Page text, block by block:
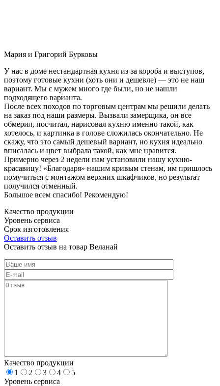
Мария и Григорий Бурковы
У нас в доме нестандартная кухня из-за короба и выступов,
поэтому готовые кухни (хоть они и дешевле) — это не наш
вариант. Мы с мужем много где были, но не нашли
подходящего варианта.
После всех походов по торговым центрам мы решили делать
на заказ под наши размеры. Вызвали замерщика, он все
обмерил, посчитал, нарисовал кухню именно такой, как
хотелось, и картинка в голове сложилась окончательно. Не
скажу, что это самый дешевый вариант, но кухня идеально
вписалась и цвет выбрала такой, как мне нравится.
Примерно через 2 недели нам установили нашу кухню-
красавицу! «Благодаря» нашим кривым стенам, им пришлось
помучиться с монтажом верхних шкафчиков, но результат
получился отменный.
Большое всем спасибо! Рекомендую!
Качество продукции
Уровень сервиса
Срок изготовления
Оставить отзыв
Оставить отзыв на товар Веланай
Качество продукции
1
2 3 4
5
Уровень сервиса